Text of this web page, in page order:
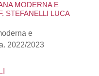
MODERNA E
STEFANELLI LUCA
e
2022/2023